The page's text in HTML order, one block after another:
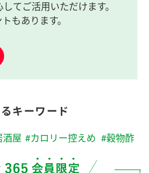
てご活用いただけます。
もあります。
キーワード
酒屋 #カロリー控えめ #穀物酢